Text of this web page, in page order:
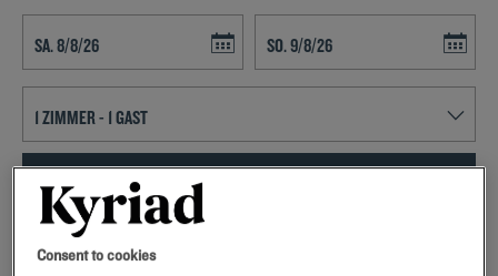
FINDEN SIE EIN HOTEL
Spezialcode hinzufügen
Consent to cookies